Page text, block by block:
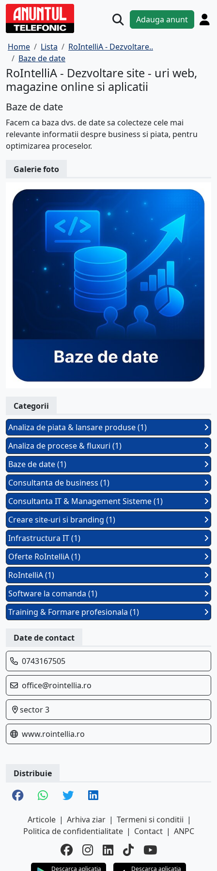
Adauga anunt
Home Lista
RoIntelliA - Dezvoltare..
Baze de date
RoIntelliA - Dezvoltare site - uri web,
magazine online si aplicatii
Baze de date
Facem ca baza dvs. de date sa colecteze cele mai
relevante informatii despre business si piata, pentru
optimizarea proceselor.
Galerie foto
Categorii
Analiza de piata & lansare produse (1)
Analiza de procese & fluxuri (1)
Baze de date (1)
Consultanta de business (1)
Consultanta IT & Management Sisteme (1)
Creare site-uri si branding (1)
Infrastructura IT (1)
Oferte RoIntelliA (1)
RoIntelliA (1)
Software la comanda (1)
Training & Formare profesionala (1)
Date de contact
0743167505
office@rointellia.ro
sector 3
www.rointellia.ro
Distribuie
Articole | Arhiva ziar | Termeni si conditii |
Politica de confidentialitate | Contact | ANPC
Descarca aplicatia Descarca aplicatia